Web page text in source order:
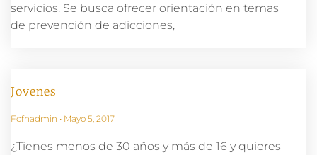
servicios. Se busca ofrecer orientación en temas
de prevención de adicciones,
Jovenes
Fcfnadmin Mayo 5, 2017
¿Tienes menos de 30 años y más de 16 y quieres